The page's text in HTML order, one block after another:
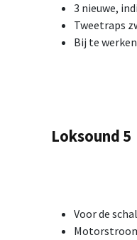
3 nieuwe,
Tweetraps
Bij te
Loksound 5
Voor de